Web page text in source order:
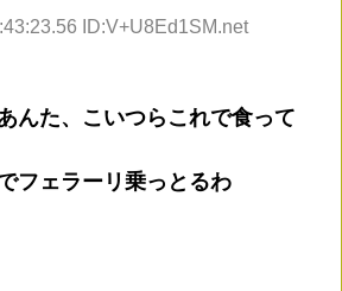
ID:V+U8Ed1SM.net
んた、こいつらこれで食って
フェラーリ乗っとるわ